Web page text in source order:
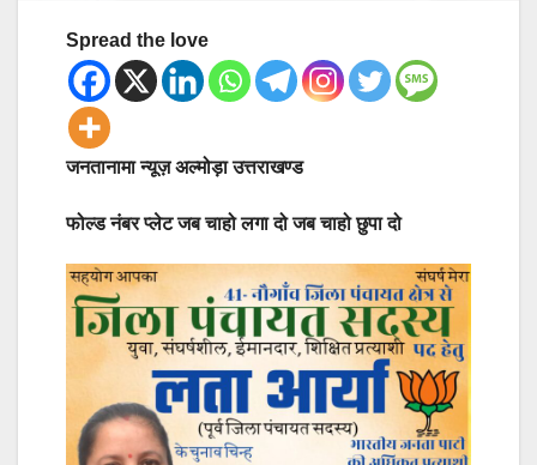
Spread the love
जनतानामा न्यूज़ अल्मोड़ा उत्तराखण्ड
फोल्ड नंबर प्लेट जब चाहो लगा दो जब चाहो छुपा दो